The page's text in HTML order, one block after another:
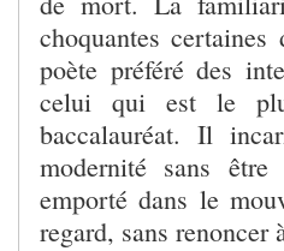
choquantes
poète préféré des
celui qui est le
baccalauréat. Il
modernité sans
emporté dans le
regard, sans